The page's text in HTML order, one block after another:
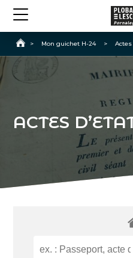
Accueil
> Mon guichet H-24 > Actes
ACTES